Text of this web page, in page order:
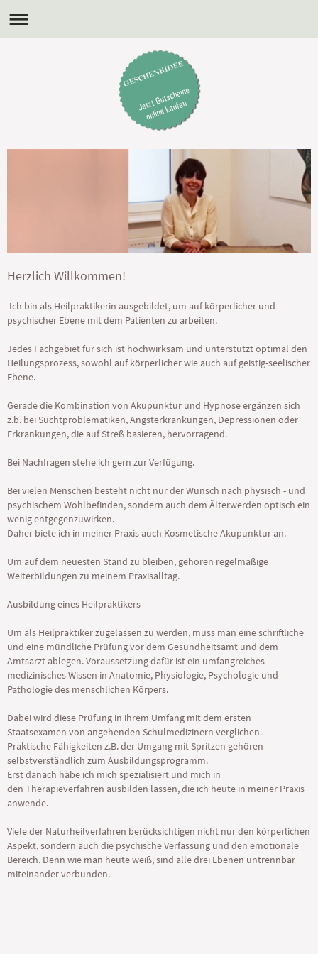
Herzlich Willkommen!
Ich bin als Heilpraktikerin ausgebildet, um auf körperlicher und
psychischer Ebene mit dem Patienten zu arbeiten.
Jedes Fachgebiet für sich ist hochwirksam und unterstützt optimal den
Heilungsprozess, sowohl auf körperlicher wie auch auf geistig-seelischer
Ebene.
Gerade die Kombination von Akupunktur und Hypnose ergänzen sich
z.b. bei Suchtproblematiken, Angsterkrankungen, Depressionen oder
Erkrankungen, die auf Streß basieren, hervorragend.
Bei Nachfragen stehe ich gern zur Verfügung.
Bei vielen Menschen besteht nicht nur der Wunsch nach physisch - und
psychischem Wohlbefinden, sondern auch dem Älterwerden optisch ein
wenig entgegenzuwirken.
Daher biete ich in meiner Praxis auch Kosmetische Akupunktur an.
Um auf dem neuesten Stand zu bleiben, gehören regelmäßige
Weiterbildungen zu meinem Praxisalltag.
Ausbildung eines Heilpraktikers
Um als Heilpraktiker zugelassen zu werden, muss man eine schriftliche
und eine mündliche Prüfung vor dem Gesundheitsamt und dem
Amtsarzt ablegen. Voraussetzung dafür ist ein umfangreiches
medizinisches Wissen in Anatomie, Physiologie, Psychologie und
Pathologie des menschlichen Körpers.
Dabei wird diese Prüfung in ihrem Umfang mit dem ersten
Staatsexamen von angehenden Schulmedizinern verglichen.
Praktische Fähigkeiten z.B. der Umgang mit Spritzen gehören
selbstverständlich zum Ausbildungsprogramm.
Erst danach habe ich mich spezialisiert und mich in
den Therapieverfahren ausbilden lassen, die ich heute in meiner Praxis
anwende.
Viele der Naturheilverfahren berücksichtigen nicht nur den körperlichen
Aspekt, sondern auch die psychische Verfassung und den emotionale
Bereich. Denn wie man heute weiß, sind alle drei Ebenen untrennbar
miteinander verbunden.